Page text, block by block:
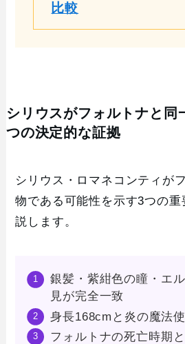
比較
シリウスがフォルトナと同
つの決定的な証拠
シリウス・ロマネコンティが
物である可能性を示す3つの
説します。
銀髪・紫紺色の瞳・エ
見が完全一致
身長168cmと炎の魔法
フォルトナの死亡時期